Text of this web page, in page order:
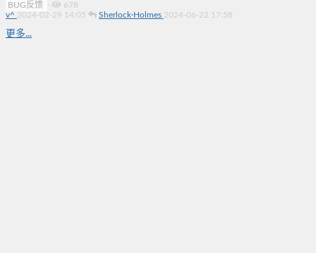
BUG反馈 ·
678
v^ 2024-02-29 14:05 Sherlock·Holmes 2024-06-22 17:58
更多...